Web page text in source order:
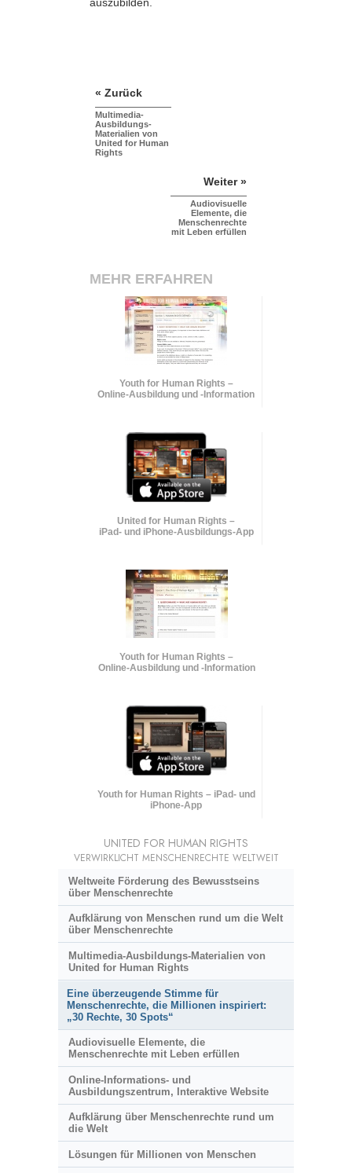
« Zurück
Multimedia-
Ausbildungs-
Materialien von
United for Human
Rights
Weiter »
Audiovisuelle
Elemente, die
Menschenrechte
mit Leben erfüllen
MEHR ERFAHREN
Youth for Human Rights –
Online-Ausbildung und-Information
United for Human Rights –
iPad- und iPhone-Ausbildungs-App
Youth for Human Rights –
Online-Ausbildung und -Information
Youth for Human Rights – iPad- und
iPhone-App
UNITED FOR HUMAN RIGHTS
VERWIRKLICHT MENSCHENRECHTE WELTWEIT
Weltweite Förderung des Bewusstseins
über Menschenrechte
Aufklärung von Menschen rund um die Welt
über Menschenrechte
Multimedia-Ausbildungs-Materialien von
United for Human Rights
Eine überzeugende Stimme für
Menschenrechte, die Millionen inspiriert:
„30 Rechte, 30 Spots“
Audiovisuelle Elemente, die
Menschenrechte mit Leben erfüllen
Online-Informations- und
Ausbildungszentrum, Interaktive Website
Aufklärung über Menschenrechte rund um
die Welt
Lösungen für Millionen von Menschen